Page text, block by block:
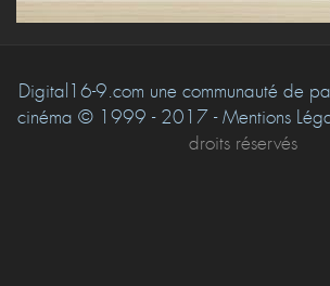
Digital16-9.com une communauté de
cinéma © 1999 - 2017 - Mentions
droits réservés